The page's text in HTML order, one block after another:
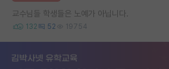
교수님들 학생들은 노예가 아닙니다.
132 52 19754